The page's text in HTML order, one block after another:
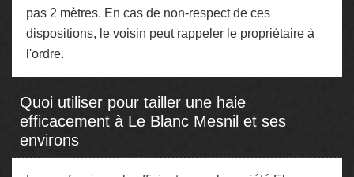
pas 2 mètres. En cas de non-respect de ces
dispositions, le voisin peut rappeler le propriétaire à
l'ordre.
Quoi utiliser pour tailler une haie
efficacement à Le Blanc Mesnil et ses
environs